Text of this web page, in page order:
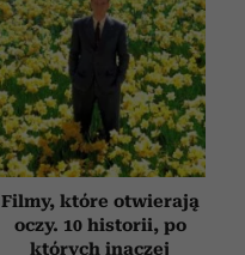
Filmy, które otwierają
oczy. 10 historii, po
których inaczej